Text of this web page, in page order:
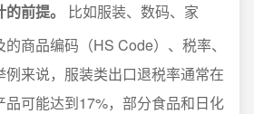
前提。
比如服装、数码、家
商品编码（HS Code）、税率、
来说，服装类出口退税率通常在
品可能达到17%，部分食品和日化